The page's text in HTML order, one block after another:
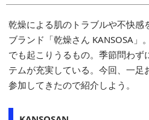
乾燥による肌のトラブルや不快感
ブランド「乾燥さん KANSOSA」
でも起こりうるもの。季節問わず
テムが充実している。今回、一足
参加してきたので紹介しよう。